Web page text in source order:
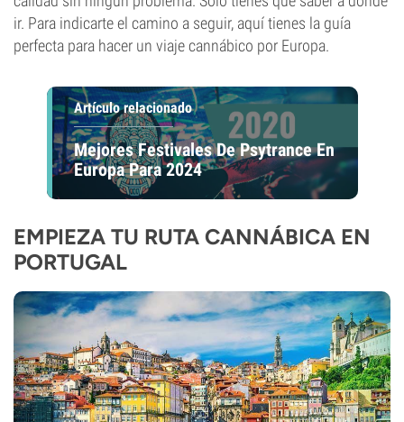
ir. Para indicarte el camino a seguir, aquí tienes la guía
perfecta para hacer un viaje cannábico por Europa.
Artículo relacionado
Mejores Festivales De Psytrance En
Europa Para 2024
EMPIEZA TU RUTA CANNÁBICA EN
PORTUGAL